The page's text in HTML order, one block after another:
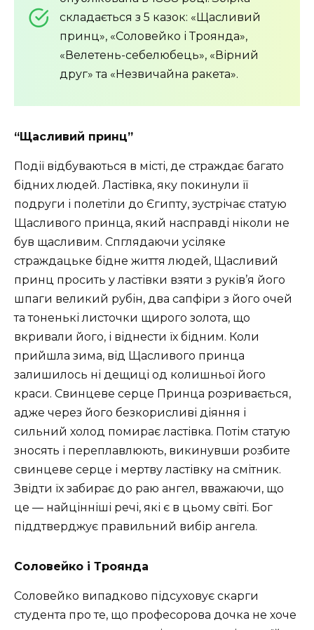
складається з 5 казок: «Щасливий
принц», «Соловейко і Троянда»,
«Велетень-себелюбець», «Вірний
друг» та «Незвичайна ракета».
“Щасливий принц”
Події відбуваються в місті, де страждає багато
бідних людей. Ластівка, яку покинули її
подруги і полетіли до Єгипту, зустрічає статую
Щасливого принца, який насправді ніколи не
був щасливим. Спглядаючи усіляке
страждацьке бідне життя людей, Щасливий
принц просить у ластівки взяти з руків’я його
шпаги великий рубін, два сапфіри з його очей
та тоненькі листочки щирого золота, що
вкривали його, і віднести їх бідним. Коли
прийшла зима, від Щасливого принца
залишилось ні дещиці од колишньої його
краси. Свинцеве серце Принца розривається,
адже через його безкорисливі діяння і
сильний холод помирає ластівка. Потім статую
зносять і переплавлюють, викинувши розбите
свинцеве серце і мертву ластівку на смітник.
Звідти їх забирає до раю ангел, вважаючи, що
це — найцінніші речі, які є в цьому світі. Бог
піддтверджує правильний вибір ангела.
Соловейко і Троянда
Соловейко випадково підсуховує скарги
студента про те, що професорова дочка не хоче